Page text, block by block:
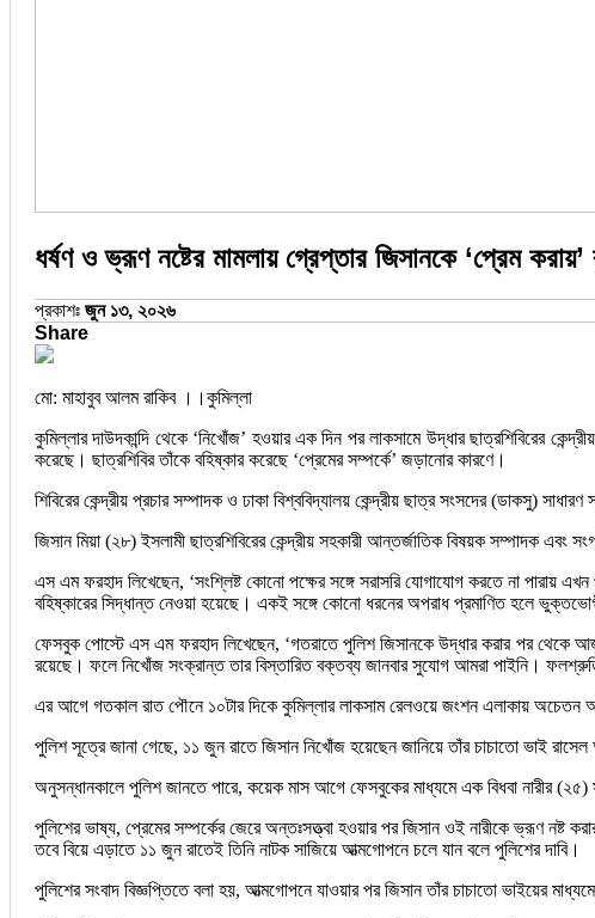
ধর্ষণ ও ভ্রূণ নষ্টের মামলায় গ্রেপ্তার জিসানকে ‘প্রেম
প্রকাশঃ জুন ১৩, ২০২৬
Share
মো: মাহাবুব আলম রাকিব ।।কুমিল্লা
কুমিল্লার দাউদকান্দি থেকে ‘নিখোঁজ’ হওয়ার এক দিন পর লাকসামে উদ্ধার ছাত্রশিবিরের
করেছে। ছাত্রশিবির তাঁকে বহিষ্কার করেছে ‘প্রেমের সম্পর্কে’ জড়ানোর কারণে।
শিবিরের কেন্দ্রীয় প্রচার সম্পাদক ও ঢাকা বিশ্ববিদ্যালয় কেন্দ্রীয় ছাত্র সংসদের (ডাকসু)
জিসান মিয়া (২৮) ইসলামী ছাত্রশিবিরের কেন্দ্রীয় সহকারী আন্তর্জাতিক বিষয়ক সম্পাদক এবং
এস এম ফরহাদ লিখেছেন, ‘সংশ্লিষ্ট কোনো পক্ষের সঙ্গে সরাসরি যোগাযোগ করতে না পারায়
বহিষ্কারের সিদ্ধান্ত নেওয়া হয়েছে। একই সঙ্গে কোনো ধরনের অপরাধ প্রমাণিত হলে
ফেসবুক পোস্টে এস এম ফরহাদ লিখেছেন, ‘গতরাতে পুলিশ জিসানকে উদ্ধার করার পর থেকে আজ
রয়েছে। ফলে নিখোঁজ সংক্রান্ত তার বিস্তারিত বক্তব্য জানবার সুযোগ আমরা পাইনি।
এর আগে গতকাল রাত পৌনে ১০টার দিকে কুমিল্লার লাকসাম রেলওয়ে জংশন এলাকায় অচেতন
পুলিশ সূত্রে জানা গেছে, ১১ জুন রাতে জিসান নিখোঁজ হয়েছেন জানিয়ে তাঁর চাচাতো ভাই
অনুসন্ধানকালে পুলিশ জানতে পারে, কয়েক মাস আগে ফেসবুকের মাধ্যমে এক বিধবা নারীর (২৫)
পুলিশের ভাষ্য, প্রেমের সম্পর্কের জেরে অন্তঃসত্ত্বা হওয়ার পর জিসান ওই নারীকে ভ্রূণ নষ্ট
তবে বিয়ে এড়াতে ১১ জুন রাতেই তিনি নাটক সাজিয়ে আত্মগোপনে চলে যান বলে পুলিশের দাবি।
পুলিশের সংবাদ বিজ্ঞপ্তিতে বলা হয়, আত্মগোপনে যাওয়ার পর জিসান তাঁর চাচাতো ভাইয়ের